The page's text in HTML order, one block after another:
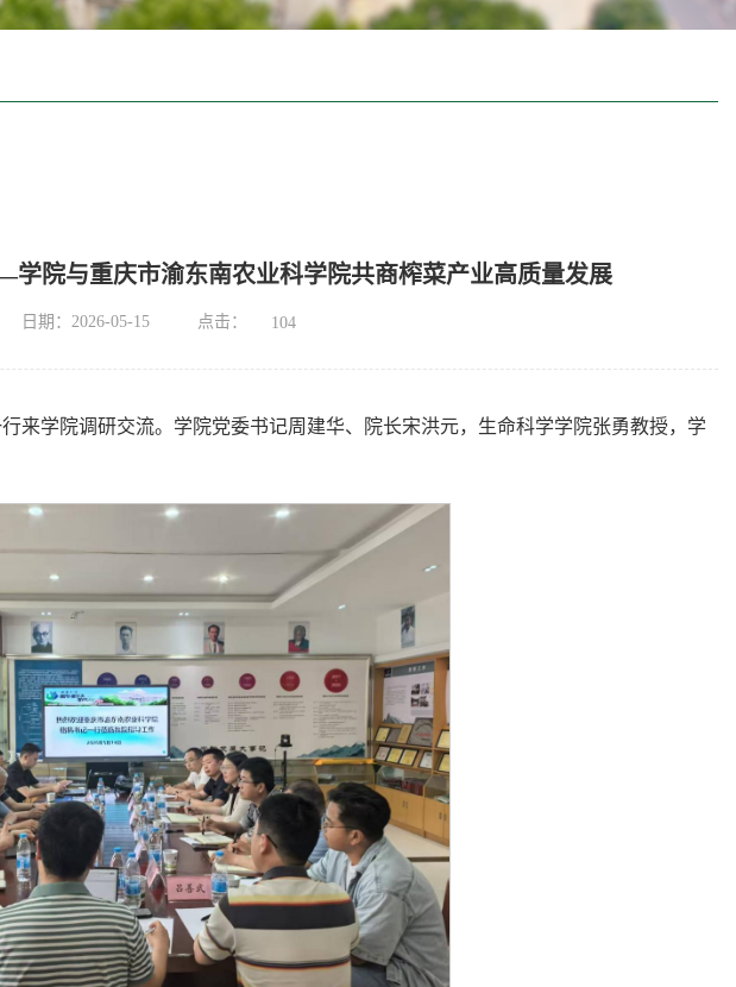
院与重庆市渝东南农业科学院共商榨菜产业高质量发展
日期：2026-05-15 点击： 104
来学院调研交流。学院党委书记周建华、院长宋洪元，生命科学学院张勇教授，学